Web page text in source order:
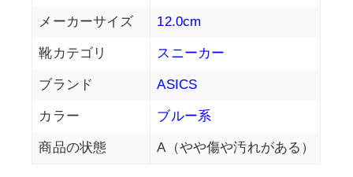
メーカーサイズ 12.0cm
靴カテゴリ スニーカー
ブランド ASICS
カラー ブルー系
商品の状態 A（やや傷や汚れがある）